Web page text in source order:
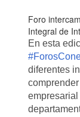
Foro
Integral de
En esta
diferentes